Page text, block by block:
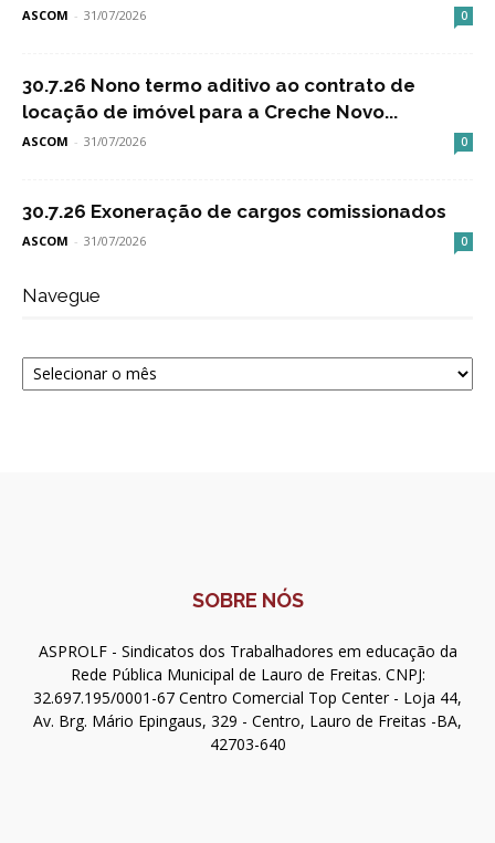
ASCOM - 31/07/2026 0
30.7.26 Nono termo aditivo ao contrato de
locação de imóvel para a Creche Novo...
ASCOM - 31/07/2026 0
30.7.26 Exoneração de cargos comissionados
ASCOM - 31/07/2026 0
Navegue
Navegue
SOBRE NÓS
ASPROLF - Sindicatos dos Trabalhadores em educação da
Rede Pública Municipal de Lauro de Freitas. CNPJ:
32.697.195/0001-67 Centro Comercial Top Center - Loja 44,
Av. Brg. Mário Epingaus, 329 - Centro, Lauro de Freitas -BA,
42703-640